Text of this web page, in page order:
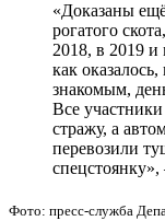
«Доказаны
рогатого
2018, в 2019 и
как
знакомым,
Все
стражу, а
перевозили
Фото: пресс-служба